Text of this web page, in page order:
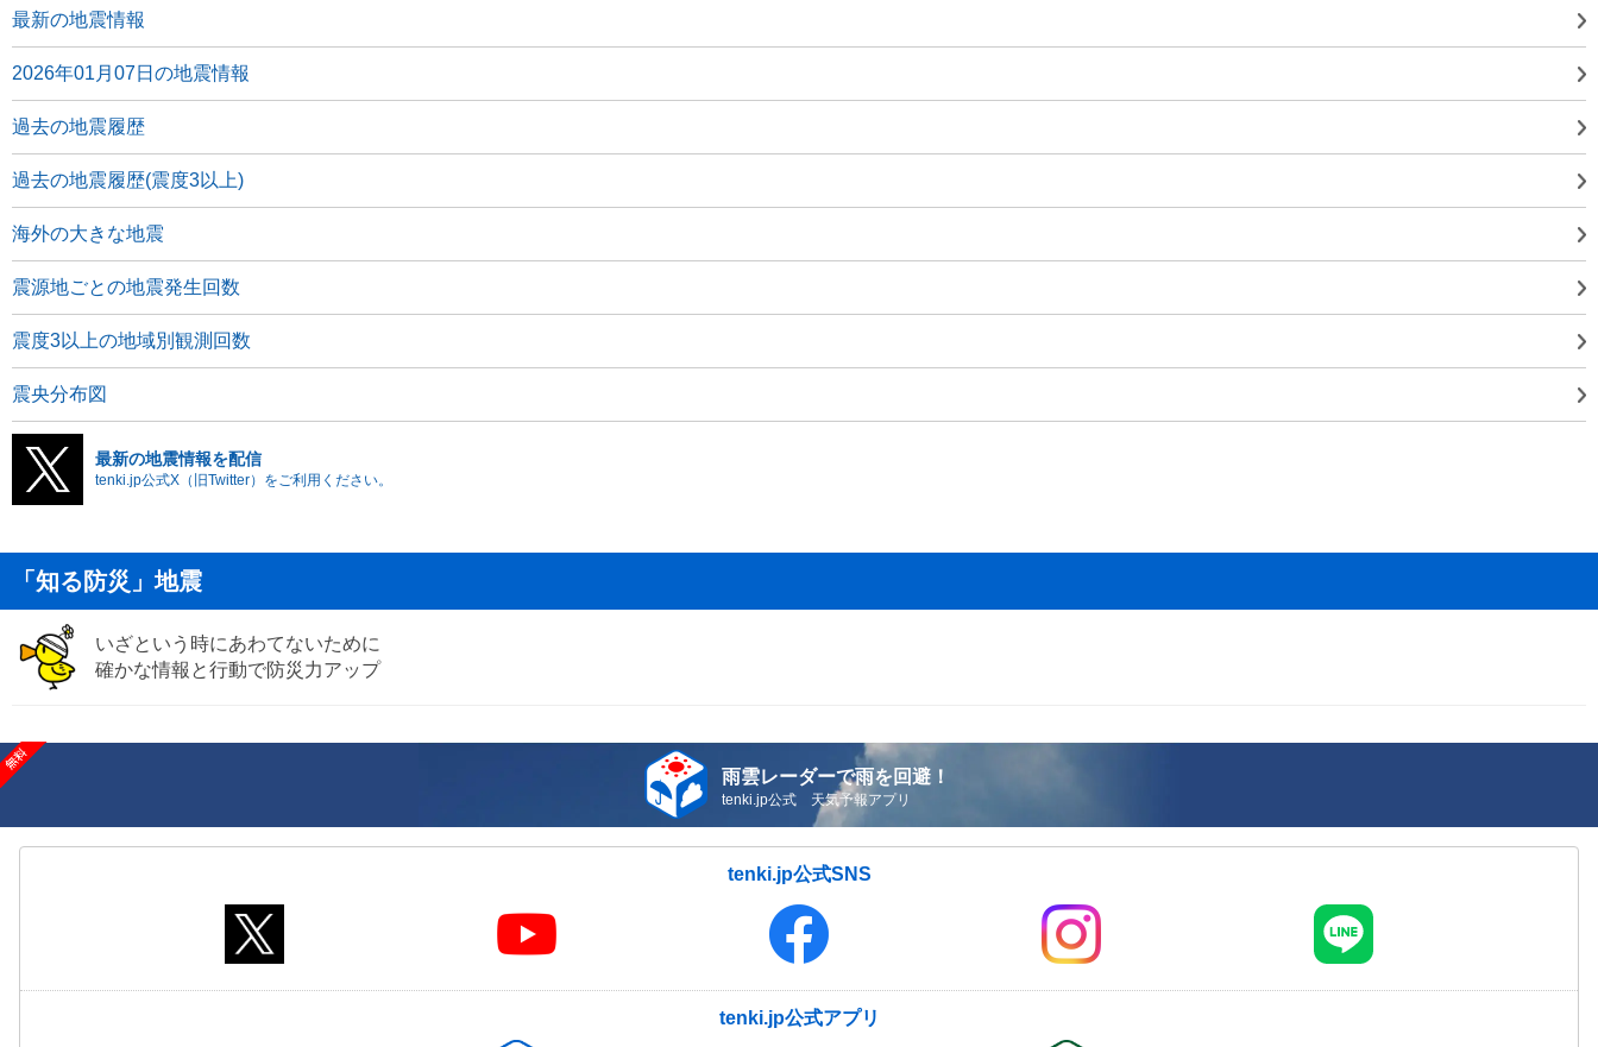
最新の地震情報
2026年01月07日の地震情報
過去の地震履歴
過去の地震履歴(震度3以上)
海外の大きな地震
震源地ごとの地震発生回数
震度3以上の地域別観測回数
震央分布図
最新の地震情報を配信
tenki.jp公式X（旧Twitter）をご利用ください。
「知る防災」地震
いざという時にあわてないために
確かな情報と行動で防災力アップ
雨雲レーダーで雨を回避！
tenki.jp公式 天気予報アプリ
tenki.jp公式SNS
tenki.jp公式アプリ